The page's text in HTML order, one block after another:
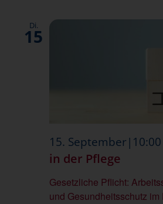
Di.
15
Gesetzliche Pflicht:
und Gesundheitsschutz
15. September|10:00
in der Pflege